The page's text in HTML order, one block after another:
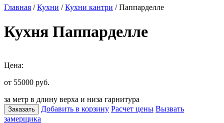
Главная /Кухни /Кухни кантри / Паппарделле
Кухня Паппарделле
Цена:
от 55000 руб.
за метр в длину верха и низа гарнитура
Заказать Добавить в корзину Расчет цены Вызвать
замерщика